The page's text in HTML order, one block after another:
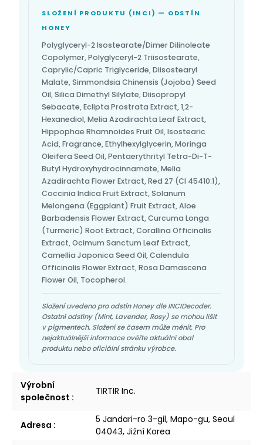
SLOŽENÍ PRODUKTU (INCI) — ODSTÍN
HONEY
Polyglyceryl-2 Isostearate/Dimer Dilinoleate
Copolymer, Polyglyceryl-2 Triisostearate,
Caprylic/Capric Triglyceride, Diisostearyl
Malate, Simmondsia Chinensis (Jojoba) Seed
Oil, Silica Dimethyl Silylate, Diisopropyl
Sebacate, Eclipta Prostrata Extract, 1,2-
Hexanediol, Melia Azadirachta Leaf Extract,
Hippophae Rhamnoides Fruit Oil, Isostearic
Acid, Fragrance, Ethylhexylglycerin, Moringa
Oleifera Seed Oil, Pentaerythrityl Tetra-Di-T-
Butyl Hydroxyhydrocinnamate, Melia
Azadirachta Flower Extract, Red 27 (CI 45410:1),
Coccinia Indica Fruit Extract, Solanum
Melongena (Eggplant) Fruit Extract, Aloe
Barbadensis Flower Extract, Curcuma Longa
(Turmeric) Root Extract, Corallina Officinalis
Extract, Ocimum Sanctum Leaf Extract,
Camellia Japonica Seed Oil, Calendula
Officinalis Flower Extract, Rosa Damascena
Flower Oil, Tocopherol.
Složení uvedeno pro odstín Honey dle INCIDecoder.
Ostatní odstíny (Mint, Lavender, Rosy) se mohou lišit
v pigmentech. Složení se časem může měnit. Pro
nejaktuálnější informace ověřte aktuální obal
produktu nebo oficiální stránku výrobce.
Výrobní
společnost :
TIRTIR Inc.
Adresa :
5 Jandari-ro 3-gil, Mapo-gu, Seoul
04043, Jižní Korea